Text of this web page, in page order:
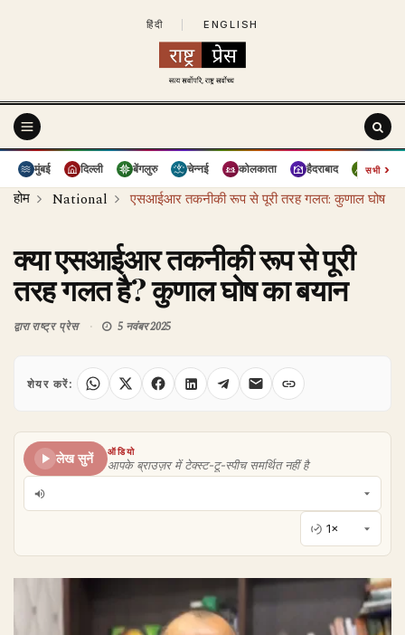
हिंदी ENGLISH
मुंबई दिल्ली बेंगलुरु चेन्नई कोलकाता हैदराबाद पुणे
सभी›
होम National एसआईआर तकनीकी रूप से पूरी तरह गलत: कुणाल घोष
क्या एसआईआर तकनीकी रूप से पूरी
तरह गलत है? कुणाल घोष का बयान
द्वाराराष्ट्र प्रेस 5 नवंबर 2025
शेयर करें:
लेख सुनें
ऑडियो
आपके ब्राउज़र में टेक्स्ट-टू-स्पीच समर्थित नहीं है